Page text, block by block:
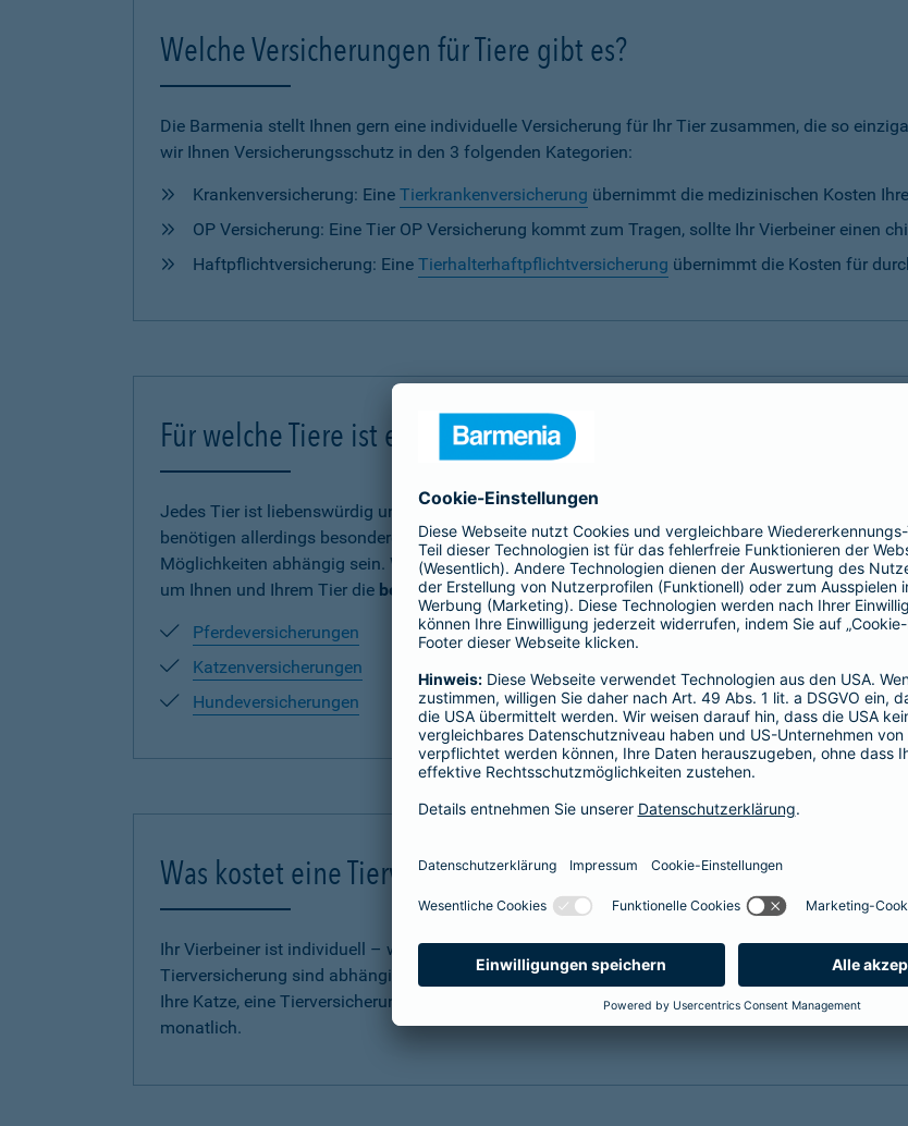
Welche Versicherungen für Tiere gibt es?
Die Barmenia stellt Ihnen gern eine individuelle Versicherung für Ihr Tier zusammen, die so
wir Ihnen Versicherungsschutz in den 3 folgenden Kategorien:
Krankenversicherung: Eine Tierkrankenversicherung übernimmt die medizinischen Kosten
OP Versicherung: Eine Tier OP Versicherung kommt zum Tragen, sollte Ihr Vierbeiner einen
Haftpflichtversicherung: Eine Tierhalterhaftpflichtversicherung übernimmt die Kosten für
Für welche Tiere ist eine Versicherung notwendig?
Jedes Tier ist liebenswürdig und verdient besondere Fürsorge.
benötigen allerdings besonderen Schutz und der sollte nicht von unseren finanziellen
Möglichkeiten abhängig sein. Wir haben uns daher auf folgende Tierversicherungen spezialisiert,
um Ihnen und Ihrem Tier die beste Absicherungzu ermöglichen:
Pferdeversicherungen
Katzenversicherungen
Hundeversicherungen
Was kostet eine Tierversicherung?
Ihr Vierbeiner ist individuell – wie auch unsere Tarife. Wählen Sie einenmaßgeschneiderten
Tierversicherung sind abhängig vom Tarif, dem Erstattungssatz, der Selbstbeteiligung, dem
Ihre Katze, eine Tierversicherung für Ihren Hund oder eine Tierversicherung für Ihr Pferd benötigen.
monatlich.